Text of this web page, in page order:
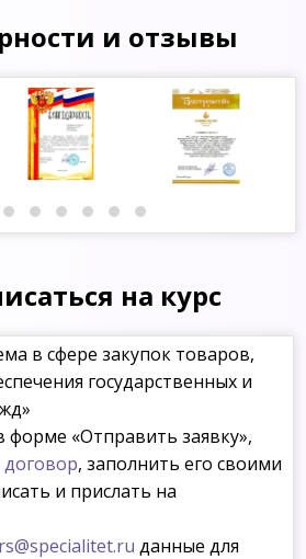
и отзывы
на курс
в сфере закупок товаров,
государственных и
форме «Отправить заявку»,
, заполнить его своими
и прислать на
данные для